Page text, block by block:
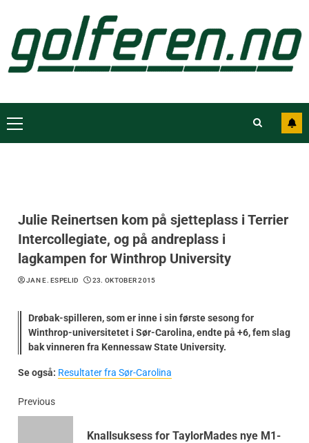
Julie Reinertsen kom på sjetteplass i Terrier
Intercollegiate, og på andreplass i
lagkampen for Winthrop University
JAN E. ESPELID 23. OKTOBER 2015
Drøbak-spilleren, som er inne i sin første sesong for
Winthrop-universitetet i Sør-Carolina, endte på +6, fem slag
bak vinneren fra Kennessaw State University.
Se også: Resultater fra Sør-Carolina
Previous
Knallsuksess for TaylorMades nye M1-